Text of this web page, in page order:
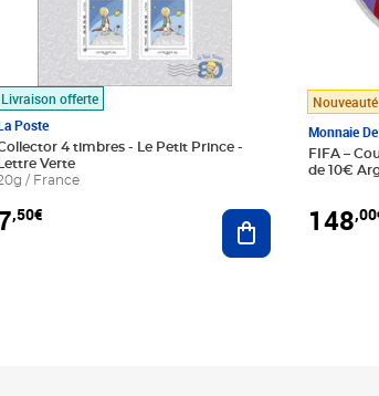
panier
Livraison offerte
Poste
4 timbres - Le Petit Prince -
Lettre Verte
/ France
,50€ Ajouter au
Nouveauté
Monnaie
FIFA –
de 10€
148